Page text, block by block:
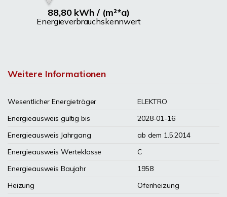
88,80 kWh / (m²*a)
Energieverbrauchskennwert
Weitere Informationen
Wesentlicher Energieträger
ELEKTRO
Energieausweis gültig bis
2028-01-16
Energieausweis Jahrgang
ab dem 1.5.2014
Energieausweis Werteklasse
C
Energieausweis Baujahr
1958
Heizung
Ofenheizung